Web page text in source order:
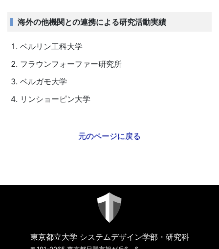
海外の他機関との連携による研究活動実績
ベルリン工科大学
フラウンフォーファー研究所
ベルガモ大学
リンショーピン大学
元のページに戻る
東京都立大学 システムデザイン学部・研究科